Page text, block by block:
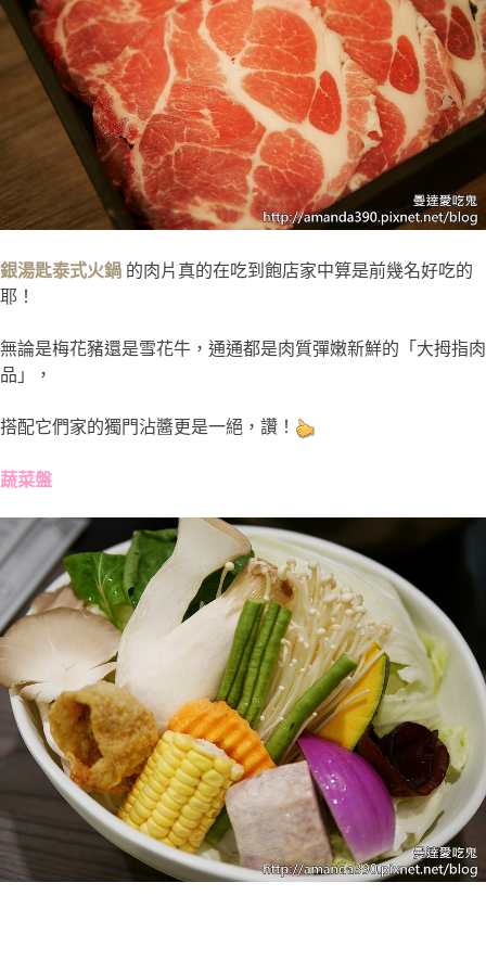
銀湯匙泰式火鍋 的肉片真的在吃到飽店家中算是前幾名好吃的
耶！
無論是梅花豬還是雪花牛，通通都是肉質彈嫩新鮮的「大拇指肉
品」，
搭配它們家的獨門沾醬更是一絕，讚！
蔬菜盤